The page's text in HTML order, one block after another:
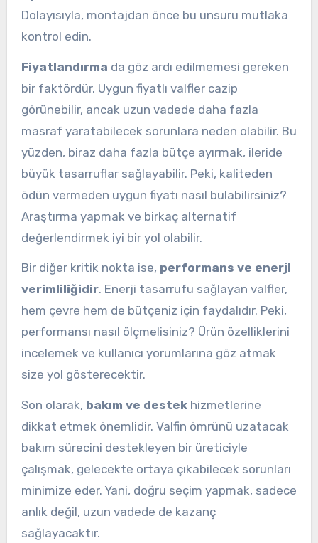
Dolayısıyla, montajdan önce bu unsuru mutlaka
kontrol edin.
Fiyatlandırma da göz ardı edilmemesi gereken
bir faktördür. Uygun fiyatlı valfler cazip
görünebilir, ancak uzun vadede daha fazla
masraf yaratabilecek sorunlara neden olabilir. Bu
yüzden, biraz daha fazla bütçe ayırmak, ileride
büyük tasarruflar sağlayabilir. Peki, kaliteden
ödün vermeden uygun fiyatı nasıl bulabilirsiniz?
Araştırma yapmak ve birkaç alternatif
değerlendirmek iyi bir yol olabilir.
Bir diğer kritik nokta ise, performans ve enerji
verimliliğidir. Enerji tasarrufu sağlayan valfler,
hem çevre hem de bütçeniz için faydalıdır. Peki,
performansı nasıl ölçmelisiniz? Ürün özelliklerini
incelemek ve kullanıcı yorumlarına göz atmak
size yol gösterecektir.
Son olarak, bakım ve destekhizmetlerine
dikkat etmek önemlidir. Valfin ömrünü uzatacak
bakım sürecini destekleyen bir üreticiyle
çalışmak, gelecekte ortaya çıkabilecek sorunları
minimize eder. Yani, doğru seçim yapmak, sadece
anlık değil, uzun vadede de kazanç
sağlayacaktır.